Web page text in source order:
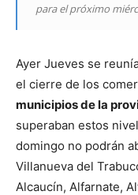
para el próximo
Ayer Jueves se
el cierre de los
municipios de la
superaban estos
domingo no podrán
Villanueva del
Alcaucín, Alfarnate,